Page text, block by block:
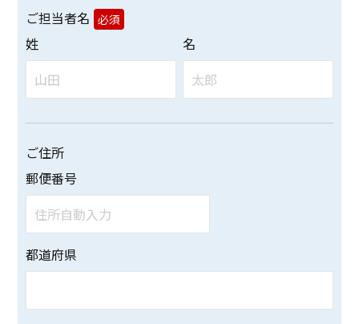
ご担当者名 必須
姓 名
ご住所
郵便番号
都道府県